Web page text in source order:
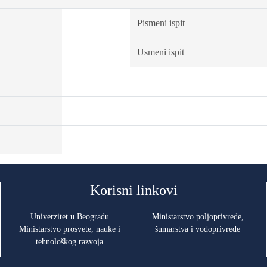
Pismeni ispit
Usmeni ispit
Korisni linkovi
Univerzitet u Beogradu
Ministarstvo prosvete, nauke i
tehnološkog razvoja
Ministarstvo poljoprivrede,
šumarstva i vodoprivrede